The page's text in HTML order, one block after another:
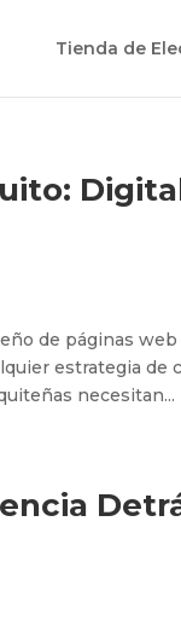
Tienda de
de páginas
estrategia de
necesitan...